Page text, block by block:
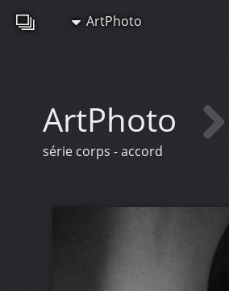
ArtPhoto
ArtPhoto
série corps - accord